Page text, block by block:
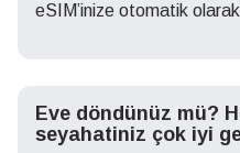
eSIM’inize otomatik
Eve döndünüz mü?
seyahatiniz çok iyi